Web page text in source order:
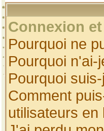
Connexion
Pourquoi ne
Pourquoi n'ai-
Pourquoi
Comment
utilisateurs en